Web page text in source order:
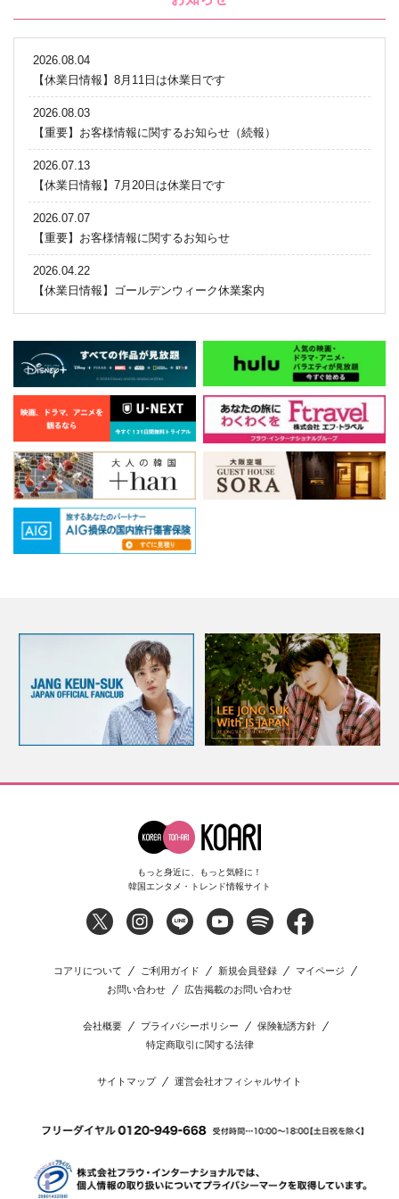
2026.08.04
【休業日情報】8月11日は休業日です
2026.08.03
【重要】お客様情報に関するお知らせ（続報）
2026.07.13
【休業日情報】7月20日は休業日です
2026.07.07
【重要】お客様情報に関するお知らせ
2026.04.22
【休業日情報】ゴールデンウィーク休業案内
もっと身近に、もっと気軽に！
韓国エンタメ・トレンド情報サイト
コアリについて ご利用ガイド 新規会員登録
マイページ
お問い合わせ
広告掲載のお問い合わせ
会社概要 プライバシーポリシー
保険勧誘方針
特定商取引に関する法律
サイトマップ 運営会社オフィシャルサイト